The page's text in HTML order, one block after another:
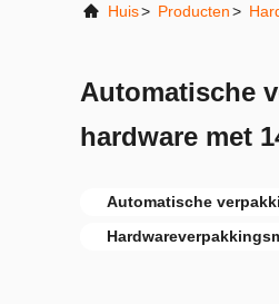
Huis> Producten>
Automatische
hardware met
Automatische